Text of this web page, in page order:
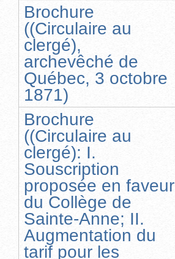
Brochure
((Circulaire au
clergé),
archevêché de
Québec, 3 octobre
1871)
Brochure
((Circulaire au
clergé): I.
Souscription
proposée en faveur
du Collège de
Sainte-Anne; II.
Augmentation du
tarif pour les